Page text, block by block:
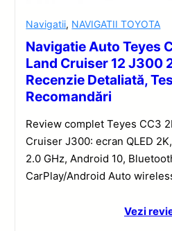
Navigatii, NAVIGATII TOYOTA
Navigatie Auto Teyes
Land Cruiser 12
Recenzie Detaliată,
Recomandări
Review complet Teyes CC3
Cruiser J300: ecran QLED
2.0 GHz, Android 10,
CarPlay/Android Auto
Vezi